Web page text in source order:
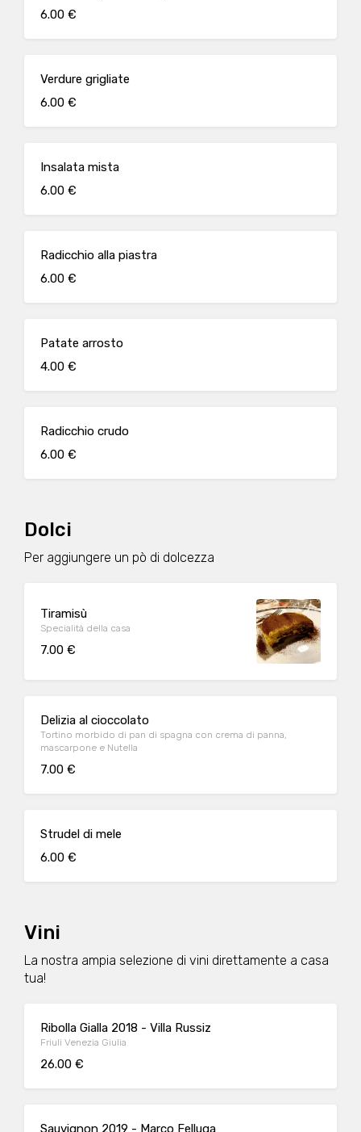
6.00 €
Verdure grigliate
6.00 €
Insalata mista
6.00 €
Radicchio alla piastra
6.00 €
Patate arrosto
4.00 €
Radicchio crudo
6.00 €
Dolci
Per aggiungere un pò di dolcezza
Tiramisù
Specialità della casa
7.00 €
Delizia al cioccolato
Tortino morbido di pan di spagna con crema di panna,
mascarpone e Nutella
7.00 €
Strudel di mele
6.00 €
Vini
La nostra ampia selezione di vini direttamente a casa
tua!
Ribolla Gialla 2018 - Villa Russiz
Friuli Venezia Giulia
26.00 €
Sauvignon 2019 - Marco Felluga